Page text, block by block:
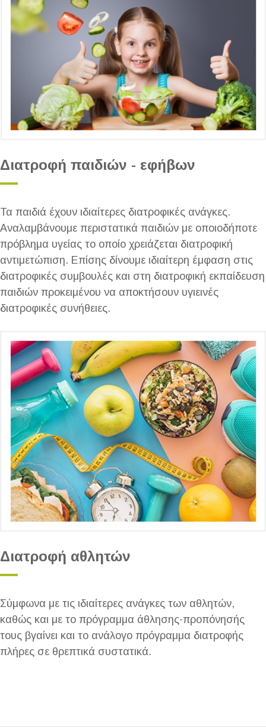
Διατροφή παιδιών - εφήβων
Τα παιδιά έχουν ιδιαίτερες διατροφικές ανάγκες.
Αναλαμβάνουμε περιστατικά παιδιών με οποιοδήποτε
πρόβλημα υγείας το οποίο χρειάζεται διατροφική
αντιμετώπιση. Επίσης δίνουμε ιδιαίτερη έμφαση στις
διατροφικές συμβουλές και στη διατροφική εκπαίδευση
παιδιών προκειμένου να αποκτήσουν υγιεινές
διατροφικές συνήθειες.
Διατροφή αθλητών
Σύμφωνα με τις ιδιαίτερες ανάγκες των αθλητών,
καθώς και με το πρόγραμμα άθλησης-προπόνησής
τους βγαίνει και το ανάλογο πρόγραμμα διατροφής
πλήρες σε θρεπτικά συστατικά.